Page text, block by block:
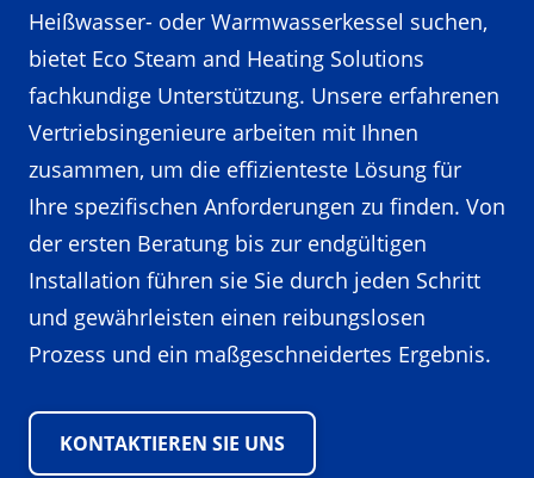
Heißwasser- oder Warmwasserkessel suchen,
bietet Eco Steam and Heating Solutions
fachkundige Unterstützung. Unsere erfahrenen
Vertriebsingenieure arbeiten mit Ihnen
zusammen, um die effizienteste Lösung für
Ihre spezifischen Anforderungen zu finden. Von
der ersten Beratung bis zur endgültigen
Installation führen sie Sie durch jeden Schritt
und gewährleisten einen reibungslosen
Prozess und ein maßgeschneidertes Ergebnis.
KONTAKTIEREN SIE UNS